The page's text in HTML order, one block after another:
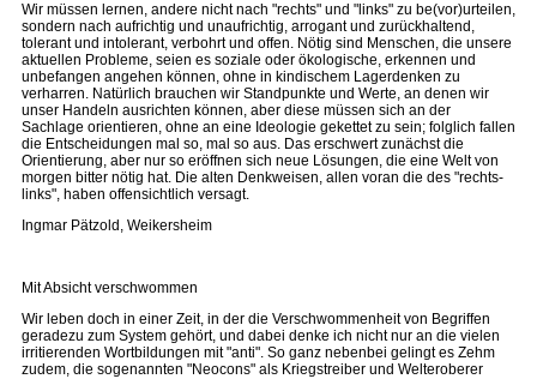
Wir müssen lernen, andere nicht nach "rechts" und "links" zu be(vor)urteilen,
sondern nach aufrichtig und unaufrichtig, arrogant und zurückhaltend,
tolerant und intolerant, verbohrt und offen. Nötig sind Menschen, die unsere
aktuellen Probleme, seien es soziale oder ökologische, erkennen und
unbefangen angehen können, ohne in kindischem Lagerdenken zu
verharren. Natürlich brauchen wir Standpunkte und Werte, an denen wir
unser Handeln ausrichten können, aber diese müssen sich an der
Sachlage orientieren, ohne an eine Ideologie gekettet zu sein; folglich fallen
die Entscheidungen mal so, mal so aus. Das erschwert zunächst die
Orientierung, aber nur so eröffnen sich neue Lösungen, die eine Welt von
morgen bitter nötig hat. Die alten Denkweisen, allen voran die des "rechts-
links", haben offensichtlich versagt.
Ingmar Pätzold, Weikersheim
Mit Absicht verschwommen
Wir leben doch in einer Zeit, in der die Verschwommenheit von Begriffen
geradezu zum System gehört, und dabei denke ich nicht nur an die vielen
irritierenden Wortbildungen mit "anti". So ganz nebenbei gelingt es Zehm
zudem, die sogenannten "Neocons" als Kriegstreiber und Welteroberer